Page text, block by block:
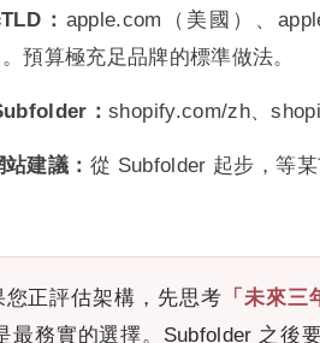
： apple.com（美國）、
預算極充足品牌的標準做法。
：shopify.com/zh、
建議： 從 Subfolder 起步，等
您正評估架構，先思考 「未來
最務實的選擇。Subfolder 之後